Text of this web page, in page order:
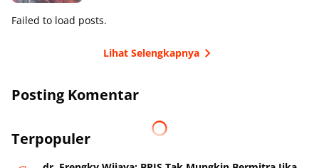
Failed to load posts.
Lihat Selengkapnya
Posting Komentar
Terpopuler